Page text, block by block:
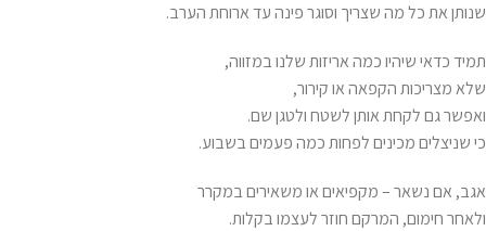
שנותן את כל מה שצריך וסוגר פינה עד ארוחת הערב.
תמיד כדאי שיהיו כמה אריזות שלנו במזווה,
שלא מצריכות הקפאה או קירור,
ואפשר גם לקחת אותן לשטח ולטגן שם.
כי שניצלים מכינים לפחות כמה פעמים בשבוע.
אגב, אם נשאר – מקפיאים או משאירים במקרר
ולאחר חימום, המרקם חוזר לעצמו בקלות.